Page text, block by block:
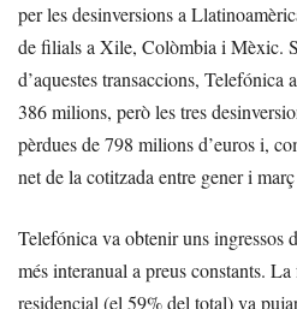
per les desinversions a
de filials a Xile, Colòmbia i Mèxic.
d’aquestes transaccions,
386 milions, però les tres
pèrdues de 798 milions d’euros i,
net de la cotitzada entre gener i
Telefónica va obtenir uns ingressos
més interanual a preus constants.
residencial (el 59% del total) va